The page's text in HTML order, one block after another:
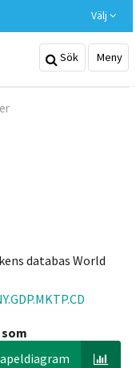
Välj
Sök Meny
databas World